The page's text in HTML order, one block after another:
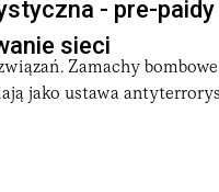
- pre-
sieci
Zamachy
jako ustawa